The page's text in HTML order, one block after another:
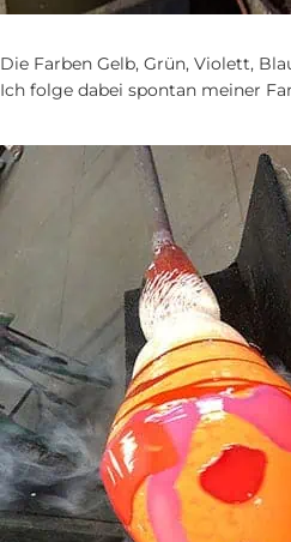
Die Farben Gelb, Grün, Violett,
Ich folge dabei spontan meiner